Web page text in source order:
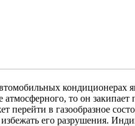
кондиционерах
то он
в газообразное
его разрушения.